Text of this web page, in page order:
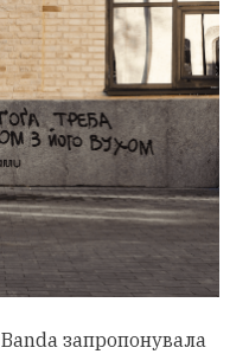
Banda запропонувала